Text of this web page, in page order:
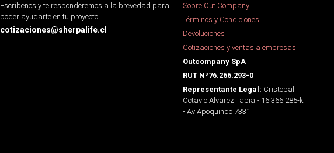
Escríbenos y te responderemos a la brevedad para
poder ayudarte en tu proyecto.
cotizaciones@sherpalife.cl
Sobre Out Company
Términos y Condiciones
Devoluciones
Cotizaciones y ventas a empresas
Outcompany SpA
RUT Nº76.266.293-0
Representante Legal: Cristobal
Octavio Alvarez Tapia - 16.366.285-k
- Av Apoquindo 7331